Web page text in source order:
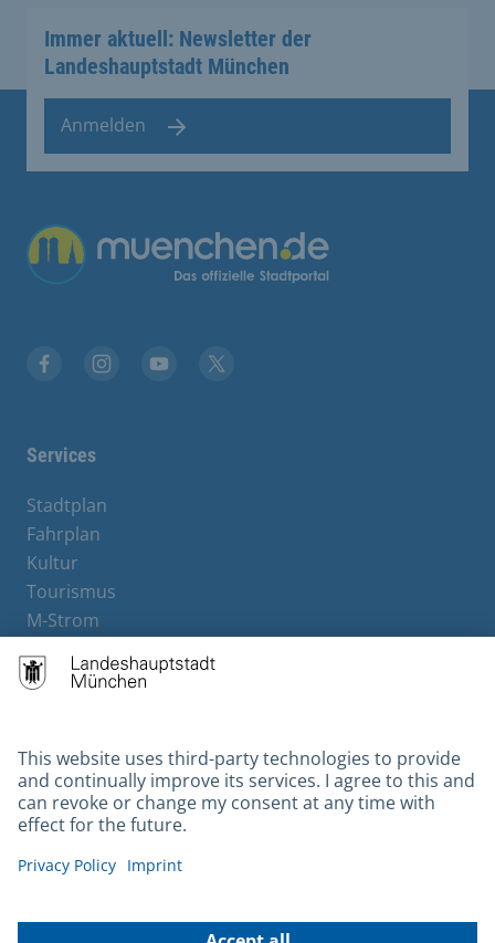
Immer aktuell: Newsletter der
Landeshauptstadt München
Anmelden
Übergreifende Links
Services
Stadtplan
Fahrplan
Kultur
Tourismus
M-Strom
Hotels
Contact
Barrierefreiheit
Leichte Sprache
Gebärdensprache
Kontakt